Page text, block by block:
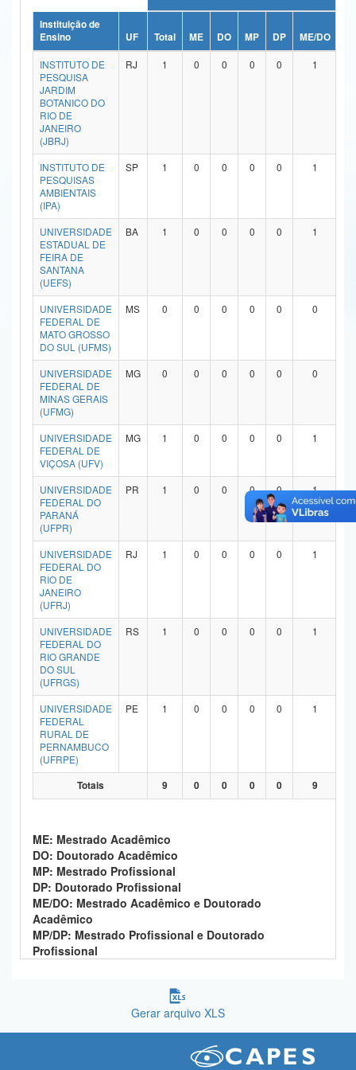
Ministério da Ciência, Tecnologia, Inovações e Comunicações
Ministério do Meio Ambiente
Ministério do Turismo
Ministério do Desenvolvimento Regional
Controladoria-Geral da União
Ministério da Mulher, da Família e dos Direitos Humanos
Secretaria-Geral
Secretaria de Governo
Gabinete de Segurança Institucional
Advocacia-Geral da União
Banco Central do Brasil
Instituição de
Ensino
UF Total ME DO MP DP ME/DO
INSTITUTO DE
PESQUISA
JARDIM
BOTANICO DO
RIO DE
JANEIRO
(JBRJ)
RJ 1 0 0 0 0 1
INSTITUTO DE
PESQUISAS
AMBIENTAIS
(IPA)
SP 1 0 0 0 0 1
UNIVERSIDADE
ESTADUAL DE
FEIRA DE
SANTANA
(UEFS)
BA 1 0 0 0 0 1
UNIVERSIDADE
FEDERAL DE
MATO GROSSO
DO SUL (UFMS)
MS 0 0 0 0 0 0
UNIVERSIDADE
FEDERAL DE
MINAS GERAIS
(UFMG)
MG 0 0 0 0 0 0
UNIVERSIDADE
FEDERAL DE
VIÇOSA (UFV)
MG 1 0 0 0 0 1
UNIVERSIDADE
FEDERAL DO
PARANÁ
(UFPR)
PR 1 0 0 0 0 1
UNIVERSIDADE
FEDERAL DO
RIO DE
JANEIRO
(UFRJ)
RJ 1 0 0 0 0 1
UNIVERSIDADE
FEDERAL DO
RIO GRANDE
DO SUL
(UFRGS)
RS 1 0 0 0 0 1
UNIVERSIDADE
FEDERAL
RURAL DE
PERNAMBUCO
(UFRPE)
PE 1 0 0 0 0 1
Totais 9 0 0 0 0 9
ME: Mestrado Acadêmico
DO: Doutorado Acadêmico
MP: Mestrado Profissional
DP: Doutorado Profissional
ME/DO: Mestrado Acadêmico e Doutorado
Acadêmico
MP/DP: Mestrado Profissional e Doutorado
Profissional
Gerar arquivo XLS